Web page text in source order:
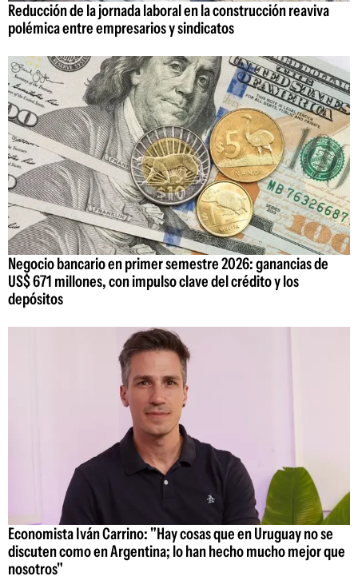
Reducción de la jornada laboral en la construcción reaviva
polémica entre empresarios y sindicatos
Negocio bancario en primer semestre 2026: ganancias de
US$ 671 millones, con impulso clave del crédito y los
depósitos
Economista Iván Carrino: "Hay cosas que en Uruguay no se
discuten como en Argentina; lo han hecho mucho mejor que
nosotros"